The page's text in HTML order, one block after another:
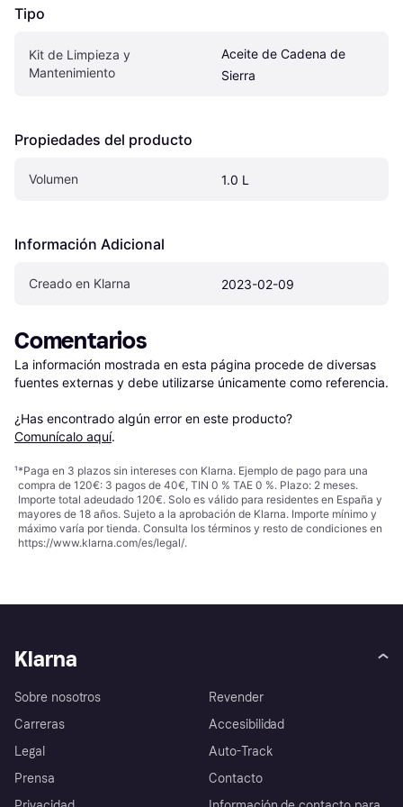
Tipo
Kit de Limpieza y
Mantenimiento
Aceite de Cadena de
Sierra
Propiedades del producto
Volumen 1.0 L
Información Adicional
Creado en Klarna 2023-02-09
Comentarios
La información mostrada en esta página procede de diversas
fuentes externas y debe utilizarse únicamente como referencia.
¿Has encontrado algún error en este producto?
Comunícalo aquí.
¹*Paga en 3 plazos sin intereses con Klarna. Ejemplo de pago para una
compra de 120€: 3 pagos de 40€, TIN 0 % TAE 0 %. Plazo: 2 meses.
Importe total adeudado 120€. Solo es válido para residentes en España y
mayores de 18 años. Sujeto a la aprobación de Klarna. Importe mínimo y
máximo varía por tienda. Consulta los términos y resto de condiciones en
https://www.klarna.com/es/legal/.
Klarna
Sobre nosotros
Carreras
Legal
Prensa
Revender
Accesibilidad
Auto-Track
Contacto